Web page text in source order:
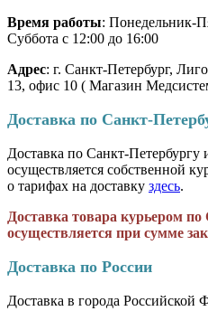
Время работы: Понедельник-
Суббота с 12:00 до 16:00
Адрес: г. Санкт-Петербург,
13, офис 10 ( Магазин
Доставка по Санкт-
Доставка по Санкт-Петербургу
осуществляется собственной
о тарифах на доставку здесь.
Доставка товара курьером
осуществляется при сумме
Доставка по России
Доставка в города Российской